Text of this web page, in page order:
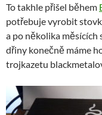
To takhle přišel během
potřebuje vyrobit
a po několika
dřiny konečně máme
trojkazetu